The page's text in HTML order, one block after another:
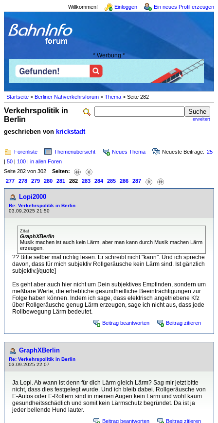
Willkommen! Einloggen Ein neues Profil erzeugen
* Werbung *
Startseite > Berliner Nahverkehrsforum > Thema > Seite 282
erweitert
Verkehrspolitik in
Berlin
geschrieben von krickstadt
Forenliste Themenübersicht Neues Thema Neueste Beiträge: 25
| 50 | 100 | in allen Foren
Seite 282 von 302 Seiten:
277
278 279 280 281 282 283 284 285 286 287
Lopi2000
Re: Verkehrspolitik in Berlin
03.09.2025 21:50
Zitat
GraphXBerlin
Musik machen ist auch kein Lärm, aber man kann durch Musik machen Lärm
erzeugen.
?? Bitte selber mal richtig lesen. Er schreibt nicht "kann". Und ich spreche
davon, dass für mich subjektiv Rollgeräusche kein Lärm sind. Ist gänzlich
subjektiv.[/quote]
Es geht aber auch hier nicht um Dein subjektives Empfinden, sondern um
meßbare Werte, die erhebliche gesundheitliche Beeinträchtigungen zur
Folge haben können. Indem ich sage, dass elektrisch angetriebene Kfz
über Rollgeräusche genug Lärm erzeugen, sage ich nicht aus, dass jede
Rollbewegung Lärm bedeutet.
Beitrag beantworten Beitrag zitieren
GraphXBerlin
Re: Verkehrspolitik in Berlin
03.09.2025 22:07
Ja Lopi. Ab wann ist denn für dich Lärm gleich Lärm? Sag mir jetzt bitte
nicht, dass dies festgelegt wurde. Und ich bleib dabei. Rollgeräusche von
E-Autos oder E-Rollern sind in meinen Augen kein Lärm und wohl kaum
gesundheitsschädlich und somit kein Lärmschutz begründet. Da ist ja
jeder bellende Hund lauter.
Beitrag beantworten Beitrag zitieren